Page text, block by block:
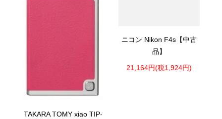
TAKARA TOMY xiao TIP-
ニコン Nikon F4s【中古
品】
21,164円(税1,924円)